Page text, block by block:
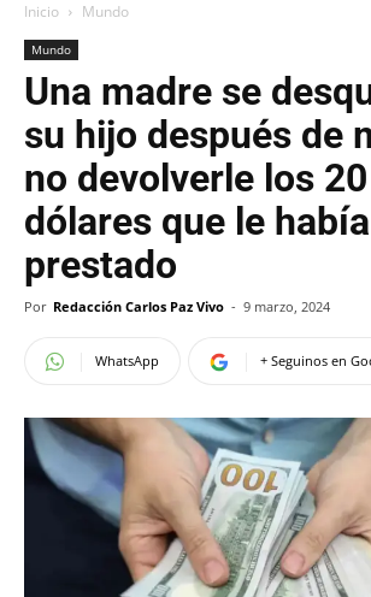
Inicio Mundo
Mundo
Una madre se
su hijo después de
no devolverle los
dólares que le había
prestado
Por Redacción Carlos Paz Vivo - 9 marzo, 2024
WhatsApp + Seguinos en